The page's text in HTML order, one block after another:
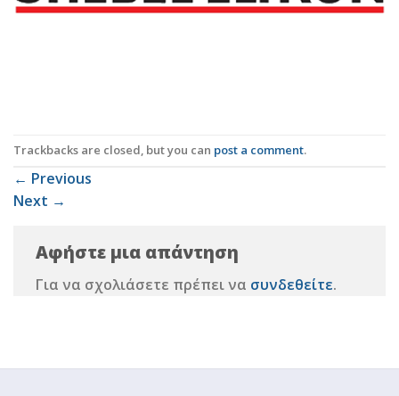
Trackbacks are closed, but you can post a comment.
← Previous
Next →
Αφήστε μια απάντηση
Για να σχολιάσετε πρέπει να συνδεθείτε.